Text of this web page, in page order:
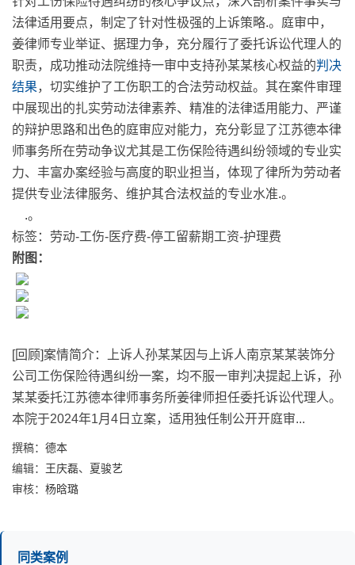
法律适用要点，制定了针对性极强的上诉策略.。庭审中，
姜律师专业举证、据理力争，充分履行了委托诉讼代理人的
职责，成功推动法院维持一审中支持孙某某核心权益的判决
结果，切实维护了工伤职工的合法劳动权益。其在案件审理
中展现出的扎实劳动法律素养、精准的法律适用能力、严谨
的辩护思路和出色的庭审应对能力，充分彰显了江苏德本律
师事务所在劳动争议尤其是工伤保险待遇纠纷领域的专业实
力、丰富办案经验与高度的职业担当，体现了律所为劳动者
提供专业法律服务、维护其合法权益的专业水准.。
.。
标签：劳动-工伤-医疗费-停工留薪期工资-护理费
附图：
[回顾]案情简介：上诉人孙某某因与上诉人南京某某装饰分
公司工伤保险待遇纠纷一案，均不服一审判决提起上诉，孙
某某委托江苏德本律师事务所姜律师担任委托诉讼代理人。
本院于2024年1月4日立案，适用独任制公开开庭审...
撰稿： 德本
编辑： 王庆磊、 夏骏艺
审核： 杨晗璐
同类案例